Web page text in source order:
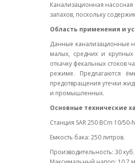
Канализационная насосная
запахов, поскольку
Область применения и
Данные канализационные
малых, средних и
откачку фекальных стоков
режиме. Предлагаются
предотвращения утечки
и промышленных.
Основные технические
Станция SAR 250 BCm 10/50-N
Емкость бака: 250 литров.
Производительность: 30